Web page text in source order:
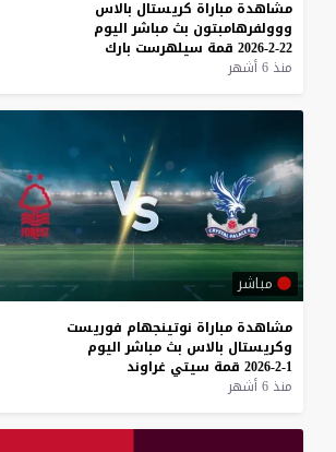
مشاهدة مباراة كريستال بالاس
ووولفرهامبتون بث مباشر اليوم
22-2-2026
قمة سيلهرست بارك
منذ 6 أشهر
مباشر
مشاهدة مباراة نوتينجهام فوريست
وكريستال بالاس بث مباشر اليوم
1-2-2026
قمة سيتي غراوند
منذ 6 أشهر